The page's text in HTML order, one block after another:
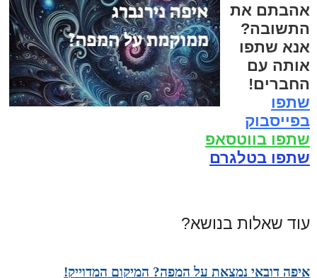
אהבתם את
התשובה?
אנא שתפו
אותה עם
החברים!
שתפו
בפייסבוק
שתפו בווטסאפ
שתפו בטלגרם
עוד שאלות בנושא?
איפה דובאי נמצאת על המפה? המיקום המדוייק!